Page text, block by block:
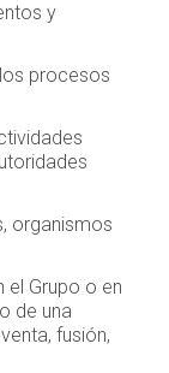
y
procesos
organismos
el Grupo o en
de una
fusión,